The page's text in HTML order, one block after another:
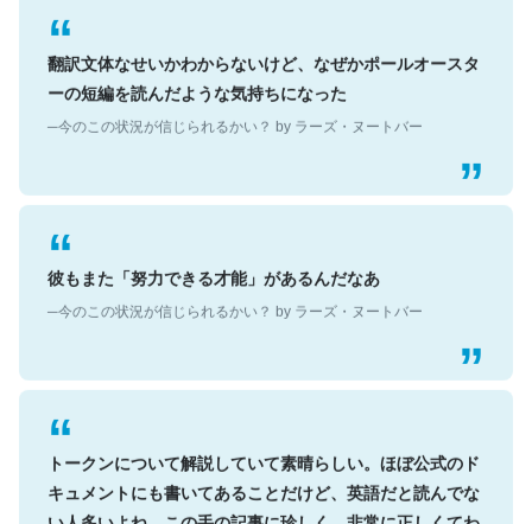
翻訳文体なせいかわからないけど、なぜかポールオースタ
ーの短編を読んだような気持ちになった
─今のこの状況が信じられるかい？ by ラーズ・ヌートバー
彼もまた「努力できる才能」があるんだなあ
─今のこの状況が信じられるかい？ by ラーズ・ヌートバー
トークンについて解説していて素晴らしい。ほぼ公式のド
キュメントにも書いてあることだけど、英語だと読んでな
い人多いよね。この手の記事に珍しく、非常に正しくてわ